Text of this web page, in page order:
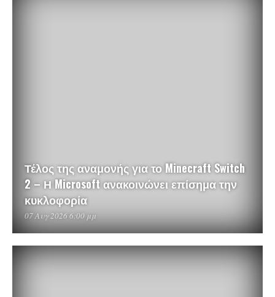
Τέλος της αναμονής για το Minecraft Switch
2 – Η Microsoft ανακοινώνει επίσημα την
κυκλοφορία
07 Αυγ 2026 6:00 μμ